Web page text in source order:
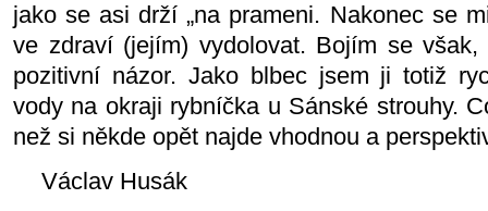
jako se asi drží „na prameni. Nakonec se
ve zdraví (jejím) vydolovat. Bojím se
pozitivní názor. Jako blbec jsem ji totiž
vody na okraji rybníčka u Sánské strouhy.
než si někde opět najde vhodnou a
Václav Husák